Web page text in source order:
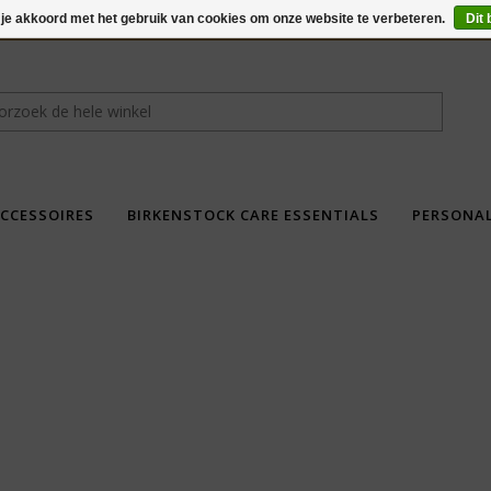
BIRKENSTOCK CARE ESSENTIALS
akkoord met het gebruik van cookies om onze website te verbeteren. Dit